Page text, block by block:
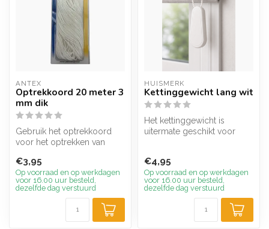
ANTEX
Optrekkoord 20 meter 3
mm dik
Gebruik het optrekkoord
voor het optrekken van
lichtgewich...
€3,95
Op voorraad en op werkdagen
voor 16.00 uur besteld,
dezelfde dag verstuurd
HUISMERK
Kettinggewicht lang wit
Het kettinggewicht is
uitermate geschikt voor
€4,95
Op voorraad en op werkdagen
voor 16.00 uur besteld,
dezelfde dag verstuurd